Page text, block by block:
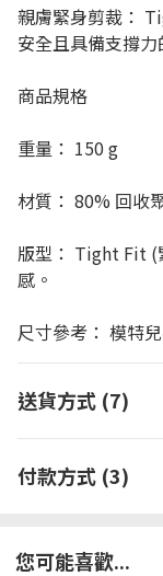
親膚緊身剪裁：
安全且具備支撐力
商品規格
重量： 150 g
材質： 80% 回收
版型： Tight Fit (
感。
尺寸參考： 模特
送貨方式 (7)
付款方式 (3)
您可能喜歡...